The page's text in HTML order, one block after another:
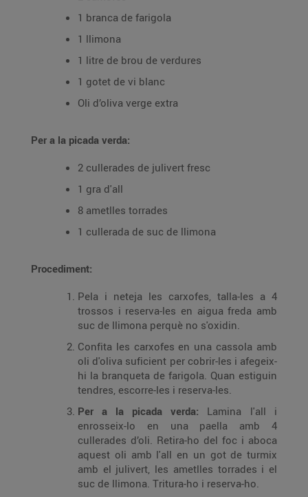
1 branca de farigola
1 llimona
1 litre de brou de verdures
1 gotet de vi blanc
Oli d’oliva verge extra
Per a la picada verda:
2 cullerades de julivert fresc
1 gra d'all
8 ametlles torrades
1 cullerada de suc de llimona
Procediment:
Pela i neteja les carxofes, talla-les a 4
trossos i reserva-les en aigua freda amb
suc de llimona perquè no s'oxidin.
Confita les carxofes en una cassola amb
oli d'oliva suficient per cobrir-les i afegeix-
hi la branqueta de farigola. Quan estiguin
tendres, escorre-les i reserva-les.
Per a la picada verda: Lamina l'all i
enrosseix-lo en una paella amb 4
cullerades d’oli. Retira-ho del foc i aboca
aquest oli amb l'all en un got de turmix
amb el julivert, les ametlles torrades i el
suc de llimona. Tritura-ho i reserva-ho.